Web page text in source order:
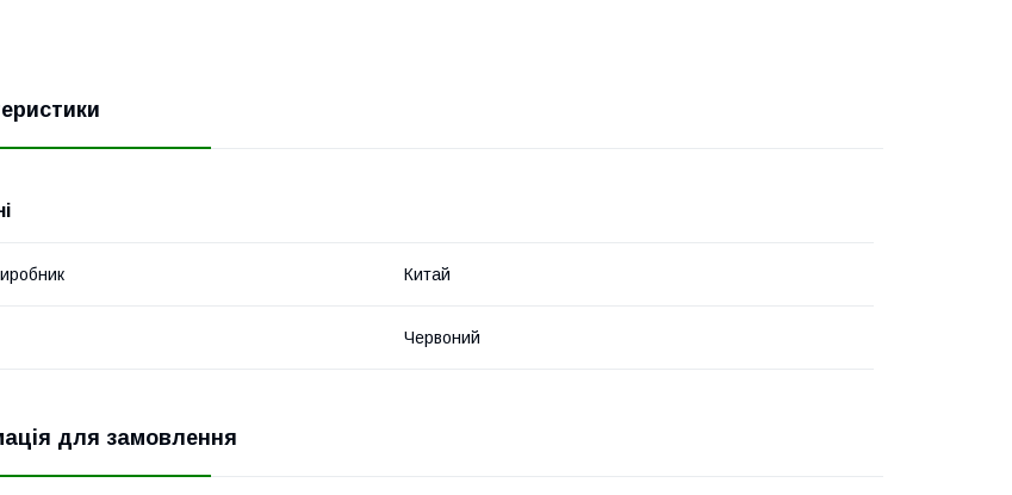
Китай
Червоний
для замовлення